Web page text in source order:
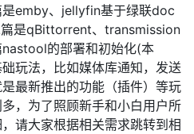
emby、jellyfin基于绿联doc
是qBittorrent、transmission
的部署和初始化(本
玩法，比如媒体库通知，发送
最新推出的功能（插件）等玩
，为了照顾新手和小白用户所
请大家根据相关需求跳转到相